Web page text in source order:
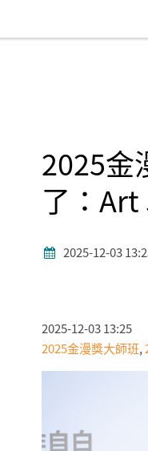
2025金
了：Art
2025-12-03
2025-12-03 13:25
2025金漫獎大師班,